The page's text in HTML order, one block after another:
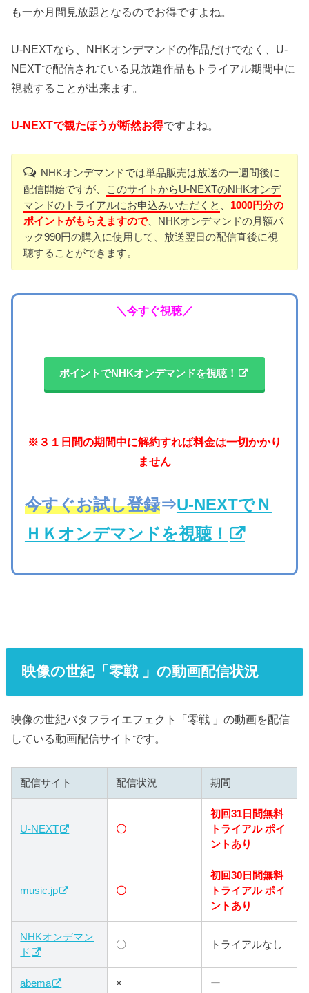
も一か月間見放題となるのでお得ですよね。
U-NEXTなら、NHKオンデマンドの作品だけでなく、U-
NEXTで配信されている見放題作品もトライアル期間中に
視聴することが出来ます。
U-NEXTで観たほうが断然お得ですよね。
NHKオンデマンドでは単品販売は放送の一週間後に
配信開始ですが、
このサイトからU-NEXTのNHKオンデ
マンドのトライアルにお申込みいただくと
1000円分の
ポイントがもらえますので、NHKオンデマンドの月額パ
ック990円の購入に使用して、放送翌日の配信直後に視
聴することができます。
＼今すぐ視聴／
ポイントでNHKオンデマンドを視聴！
※３１日間の期間中に解約すれば料金は一切かかり
ません
今すぐお試し登録⇒U-NEXTでＮ
ＨＫオンデマンドを視聴！
映像の世紀「零戦 」の動画配信状況
映像の世紀バタフライエフェクト「零戦 」の動画を配信
している動画配信サイトです。
配信サイト 配信状況 期間
U-NEXT 〇
初回31日間無料
トライアル ポイ
ントあり
music.jp 〇
初回30日間無料
トライアル ポイ
ントあり
NHKオンデマン
ド
〇 トライアルなし
abema × ー